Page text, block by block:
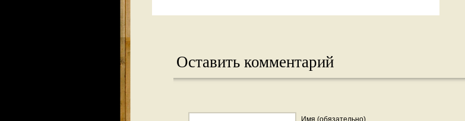
Оставить комментарий
Имя (обязательно)